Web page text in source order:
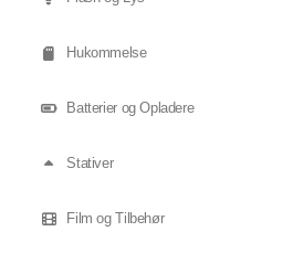
Hukommelse
Batterier og Opladere
Stativer
Film og Tilbehør